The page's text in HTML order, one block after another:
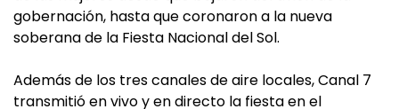
gobernación, hasta que coronaron a la nueva
soberana de la Fiesta Nacional del Sol.
Además de los tres canales de aire locales, Canal 7
transmitió en vivo y en directo la fiesta en el